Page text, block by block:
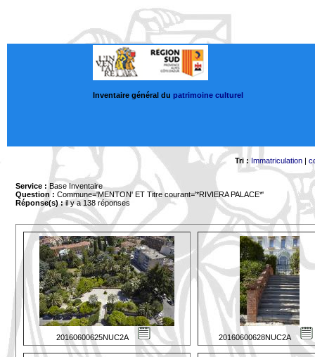
Inventaire général du patrimoine culturel
Tri : Immatriculation|
Service : Base Inventaire
Question : Commune='MENTON' ET Titre courant='*RIVIERA PALACE*'
Réponse(s) :il y a 138 réponses
20160600625NUC2A 20160600628NUC2A